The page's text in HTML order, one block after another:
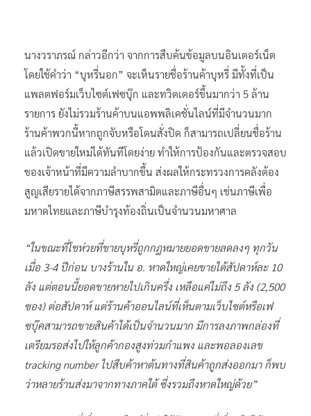
นางวราภรณ์ กล่าวอีกว่า จากการสืบค้นข้อมูลบนอินเตอร์เน็ต
โดยใช้คำว่า “บุหรี่นอก” จะเห็นรายชื่อร้านค้าบุหรี่ มีทั้งที่เป็น
แพลตฟอร์มเว็บไซต์เฟซบุ๊ก และทวิตเตอร์ขึ้นมากว่า 5 ล้าน
รายการ ยังไม่รวมร้านค้าบนแอพพลิเคชั่นไลน์ที่มีจำนวนมาก
ร้านค้าพวกนี้หากถูกจับหรือโดนสั่งปิด ก็สามารถเปลี่ยนชื่อร้าน
แล้วเปิดขายใหม่ได้ทันทีโดยง่าย ทำให้การป้องกันและตรวจสอบ
ของเจ้าหน้าที่มีความลำบากขึ้น ส่งผลให้กระทรวงการคลังต้อง
สูญเสียรายได้จากภาษีสรรพสามิตและภาษีอื่นๆ เช่นภาษีเพื่อ
มหาดไทยและภาษีบำรุงท้องถิ่นเป็นจำนวนมหาศาล
“ในขณะที่โชห่วยที่ขายบุหรี่ถูกกฎหมายยอดขายลดลงๆ ทุกวัน
เมื่อ 3-4 ปีก่อน บางร้านใน อ. หาดใหญ่เคยขายได้สัปดาห์ละ 10
ลัง แต่ตอนนี้ยอดขายหายไปเกินครึ่ง เหลือแค่ไม่ถึง 5 ลัง (2,500
ซอง) ต่อสัปดาห์ แต่ร้านค้าออนไลน์ที่เห็นตามเว็บไซต์หรือเฟ
ซบุ๊คสามารถขายสินค้าได้เป็นจำนวนมาก มีการลงภาพกล่องที่
เตรียมรอส่งไปให้ลูกค้ากองสูงท่วมกำแพง และพอลองเลข
tracking number ไปสืบค้าหาต้นทางที่สินค้าถูกส่งออกมา ก็พบ
ว่าหลายร้านส่งมาจากทางภาคใต้ ซึ่งรวมถึงหาดใหญ่ด้วย”